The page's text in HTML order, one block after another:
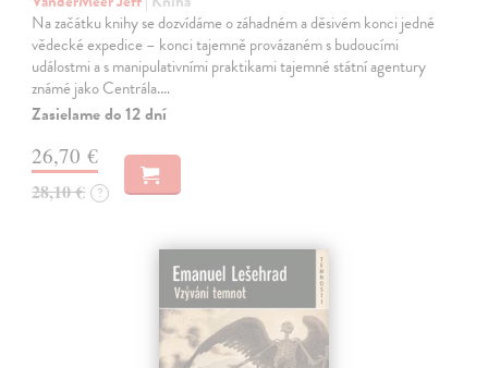
Na začátku knihy se dozvídáme o záhadném a děsivém konci jedné
vědecké expedice – konci tajemně provázaném s budoucími
událostmi a s manipulativními praktikami tajemné státní agentury
známé jako Centrála.…
Zasielame do 12 dní
26,70 €
28,10 € ?